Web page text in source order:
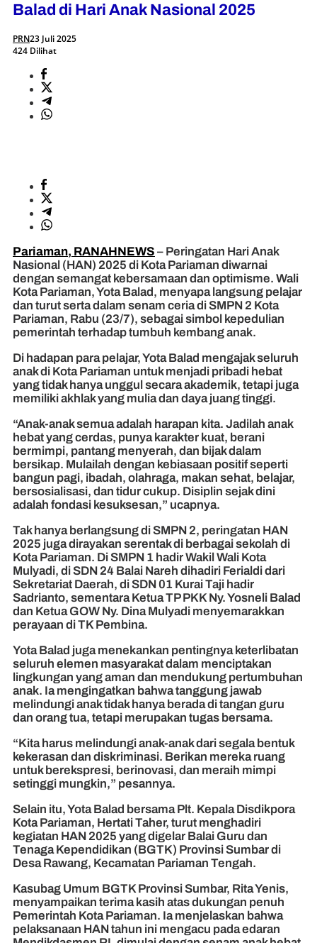
Balad di Hari Anak Nasional 2025
PRN23 Juli 2025
424 Dilihat
Pariaman, RANAHNEWS – Peringatan Hari Anak
Nasional (HAN) 2025 di Kota Pariaman diwarnai
dengan semangat kebersamaan dan optimisme. Wali
Kota Pariaman, Yota Balad, menyapa langsung pelajar
dan turut serta dalam senam ceria di SMPN 2 Kota
Pariaman, Rabu (23/7), sebagai simbol kepedulian
pemerintah terhadap tumbuh kembang anak.
Di hadapan para pelajar, Yota Balad mengajak seluruh
anak di Kota Pariaman untuk menjadi pribadi hebat
yang tidak hanya unggul secara akademik, tetapi juga
memiliki akhlak yang mulia dan daya juang tinggi.
“Anak-anak semua adalah harapan kita. Jadilah anak
hebat yang cerdas, punya karakter kuat, berani
bermimpi, pantang menyerah, dan bijak dalam
bersikap. Mulailah dengan kebiasaan positif seperti
bangun pagi, ibadah, olahraga, makan sehat, belajar,
bersosialisasi, dan tidur cukup. Disiplin sejak dini
adalah fondasi kesuksesan,” ucapnya.
Tak hanya berlangsung di SMPN 2, peringatan HAN
2025 juga dirayakan serentak di berbagai sekolah di
Kota Pariaman. Di SMPN 1 hadir Wakil Wali Kota
Mulyadi, di SDN 24 Balai Nareh dihadiri Ferialdi dari
Sekretariat Daerah, di SDN 01 Kurai Taji hadir
Sadrianto, sementara Ketua TP PKK Ny. Yosneli Balad
dan Ketua GOW Ny. Dina Mulyadi menyemarakkan
perayaan di TK Pembina.
Yota Balad juga menekankan pentingnya keterlibatan
seluruh elemen masyarakat dalam menciptakan
lingkungan yang aman dan mendukung pertumbuhan
anak. Ia mengingatkan bahwa tanggung jawab
melindungi anak tidak hanya berada di tangan guru
dan orang tua, tetapi merupakan tugas bersama.
“Kita harus melindungi anak-anak dari segala bentuk
kekerasan dan diskriminasi. Berikan mereka ruang
untuk berekspresi, berinovasi, dan meraih mimpi
setinggi mungkin,” pesannya.
Selain itu, Yota Balad bersama Plt. Kepala Disdikpora
Kota Pariaman, Hertati Taher, turut menghadiri
kegiatan HAN 2025 yang digelar Balai Guru dan
Tenaga Kependidikan (BGTK) Provinsi Sumbar di
Desa Rawang, Kecamatan Pariaman Tengah.
Kasubag Umum BGTK Provinsi Sumbar, Rita Yenis,
menyampaikan terima kasih atas dukungan penuh
Pemerintah Kota Pariaman. Ia menjelaskan bahwa
pelaksanaan HAN tahun ini mengacu pada edaran